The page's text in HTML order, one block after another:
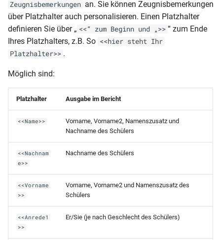
dynamisch)
RLP-GES-JZ (Klassen 7-10)
RLP-GES-JZ (Klassen 5 und
6)
RLP-GES-HJZ (Klassen 5 und
RLP-GES-AZ
RLP-GES-AS (Zeugnis für die
Realschule)
RLP-GES-AS (10.Klasse)
RLP-GES-AS (10.Klasse)
Schülerpersonalblatt (mit
Angehörigen und Vorbildung)
Schülerpersonalblatt (mit
Fremdsprachen)A5
Schülerpersonalblatt (mit
Fremdsprachenfolge)
Schülerpersonalblatt (mit
Vorbildung und
Herkunftsschule)
Schülerpersonalblatt (mit
Vorbildung)
Schülerpersonalblatt (nur
Eltern und Vorbildung)
Zeugnisbemerkungen an. Sie können Zeugnisbemerkungen
über Platzhalter auch personalisieren. Einen Platzhalter
definieren Sie über „ <<“ zum Beginn und „>> “ zum Ende
Ihres Platzhalters, z.B. So <<hier steht Ihr
Platzhalter>> .
Möglich sind:
Platzhalter Ausgabe im Bericht
<<Name>>
Vorname, Vorname2, Namenszusatz und
Nachname des Schülers
<<Nachnam
e>>
Nachname des Schülers
<<Vorname
>>
Vorname, Vorname2 und Namenszusatz des
Schülers
<<Anrede1
>>
Er/Sie (je nach Geschlecht des Schülers)